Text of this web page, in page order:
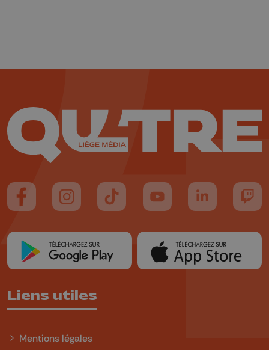
Suivez-nous sur FaceBook
Suivez-nous sur Instagram
Suivez-nous sur TikTok
Suivez-nous sur YouTube
Suivez-nous
Liens utiles
Mentions légales